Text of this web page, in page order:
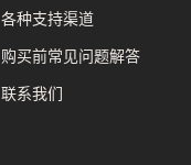
各种支持渠道
购买前常见问题解答
联系我们